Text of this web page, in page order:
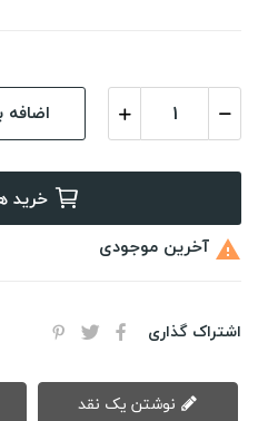
خرید
 آخرین موجودی
اشتراک گذاری